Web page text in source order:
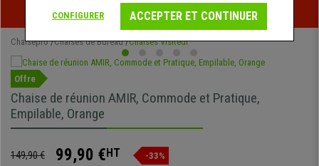
exclusives pour une durée limitée - Voir l'offre
Chaisepro Chaises de Bureau Chaises Visiteur
Offre
Chaise de réunion AMIR, Commode et Pratique,
Empilable, Orange
149,90 € 99,90 €HT -33%
CONFIGURER ACCEPTER ET CONTINUER